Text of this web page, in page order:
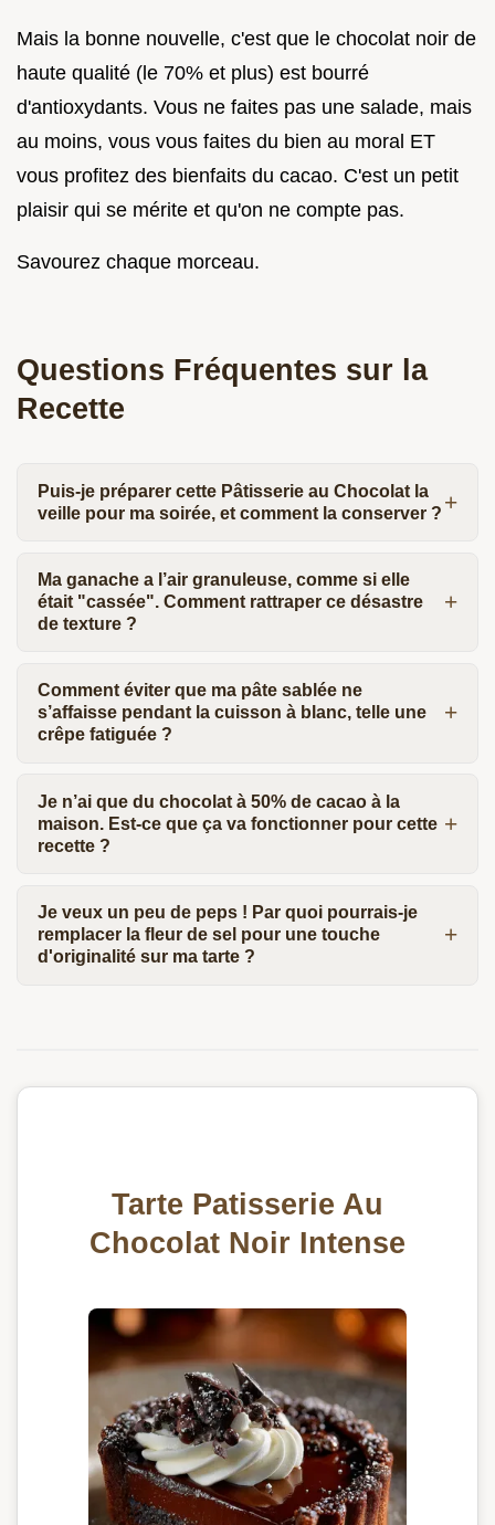
Mais la bonne nouvelle, c'est que le chocolat noir de
haute qualité (le 70% et plus) est bourré
d'antioxydants. Vous ne faites pas une salade, mais
au moins, vous vous faites du bien au moral ET
vous profitez des bienfaits du cacao. C'est un petit
plaisir qui se mérite et qu'on ne compte pas.
Savourez chaque morceau.
Questions Fréquentes sur la
Recette
Puis-je préparer cette Pâtisserie au Chocolat la
veille pour ma soirée, et comment la conserver ?
Ma ganache a l’air granuleuse, comme si elle
était "cassée". Comment rattraper ce désastre
de texture ?
Comment éviter que ma pâte sablée ne
s’affaisse pendant la cuisson à blanc, telle une
crêpe fatiguée ?
Je n’ai que du chocolat à 50% de cacao à la
maison. Est-ce que ça va fonctionner pour cette
recette ?
Je veux un peu de peps ! Par quoi pourrais-je
remplacer la fleur de sel pour une touche
d'originalité sur ma tarte ?
Tarte Patisserie Au
Chocolat Noir Intense